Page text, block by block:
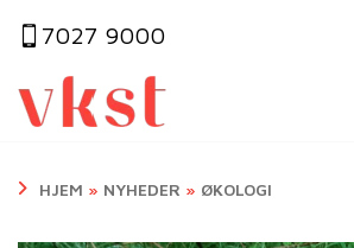
7027 9000
HJEM » NYHEDER » ØKOLOGI